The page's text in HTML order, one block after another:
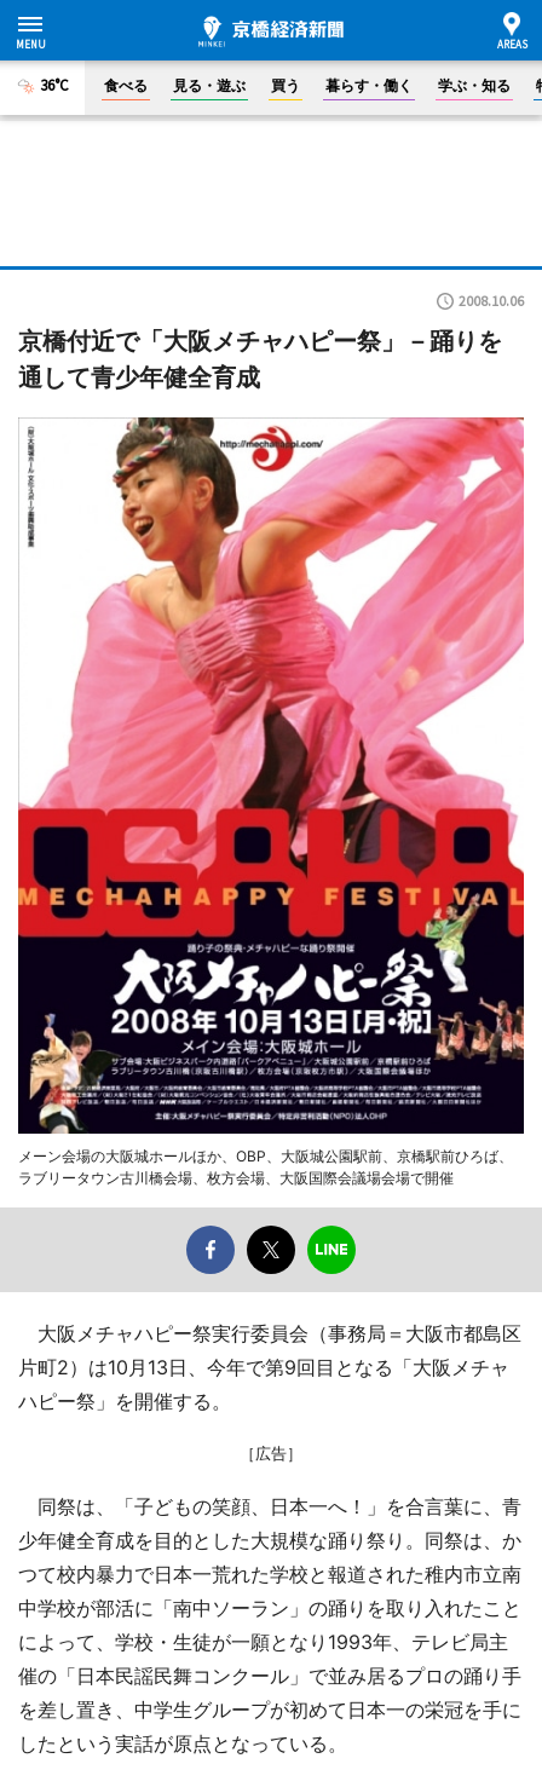
36°C 食べる 見る・遊ぶ 買う 暮らす・働く 学ぶ・知る
2008.10.06
京橋付近で「大阪メチャハピー祭」－踊りを
通して青少年健全育成
メーン会場の大阪城ホールほか、OBP、大阪城公園駅前、京橋駅前ひろば、
ラブリータウン古川橋会場、枚方会場、大阪国際会議場会場で開催
大阪メチャハピー祭実行委員会（事務局＝大阪市都島区
片町2）は10月13日、今年で第9回目となる「大阪メチャ
ハピー祭」を開催する。
［広告］
同祭は、「子どもの笑顔、日本一へ！」を合言葉に、青
少年健全育成を目的とした大規模な踊り祭り。同祭は、か
つて校内暴力で日本一荒れた学校と報道された稚内市立南
中学校が部活に「南中ソーラン」の踊りを取り入れたこと
によって、学校・生徒が一願となり1993年、テレビ局主
催の「日本民謡民舞コンクール」で並み居るプロの踊り手
を差し置き、中学生グループが初めて日本一の栄冠を手に
したという実話が原点となっている。